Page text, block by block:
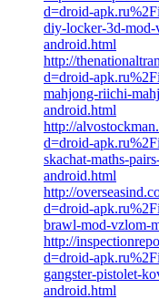
d=droid-
diy-locker-3d-mod-
android.html
http://
d=droid-
mahjong-riichi-
android.html
http://
d=droid-
skachat-maths-
android.html
http://
d=droid-
brawl-mod-vzlom-
http://
d=droid-
gangster-pistolet-
android.html